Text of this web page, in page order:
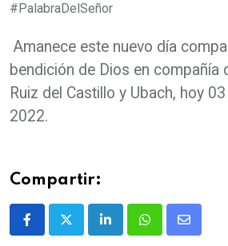
#PalabraDelSeñor
Amanece este nuevo día
bendición de Dios en compañía
Ruiz del Castillo y Ubach, hoy
2022.
Compartir: